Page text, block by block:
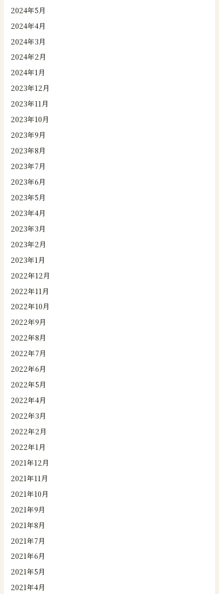
2024年5月
2024年4月
2024年3月
2024年2月
2024年1月
2023年12月
2023年11月
2023年10月
2023年9月
2023年8月
2023年7月
2023年6月
2023年5月
2023年4月
2023年3月
2023年2月
2023年1月
2022年12月
2022年11月
2022年10月
2022年9月
2022年8月
2022年7月
2022年6月
2022年5月
2022年4月
2022年3月
2022年2月
2022年1月
2021年12月
2021年11月
2021年10月
2021年9月
2021年8月
2021年7月
2021年6月
2021年5月
2021年4月